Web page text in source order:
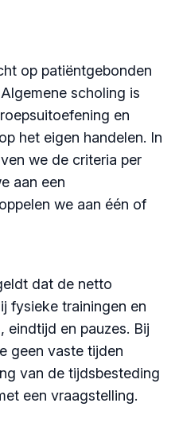
op patiëntgebonden
scholing is
en
het eigen handelen. In
we de criteria per
aan een
we aan één of
dat de netto
fysieke trainingen en
eindtijd en pauzes. Bij
geen vaste tijden
van de tijdsbesteding
een vraagstelling.